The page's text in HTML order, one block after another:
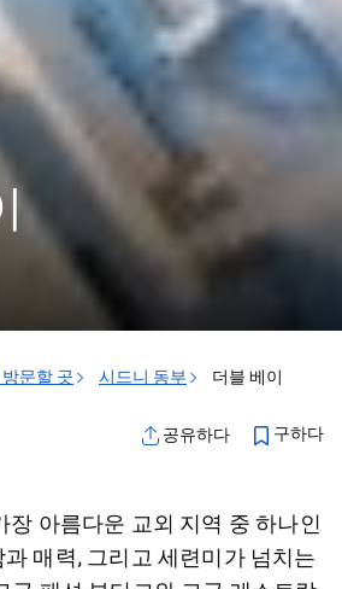
문할 곳 시드니 동부 더블 베이
공유하다 구하다
장 아름다운 교외 지역 중 하나인
매력, 그리고 세련미가 넘치는